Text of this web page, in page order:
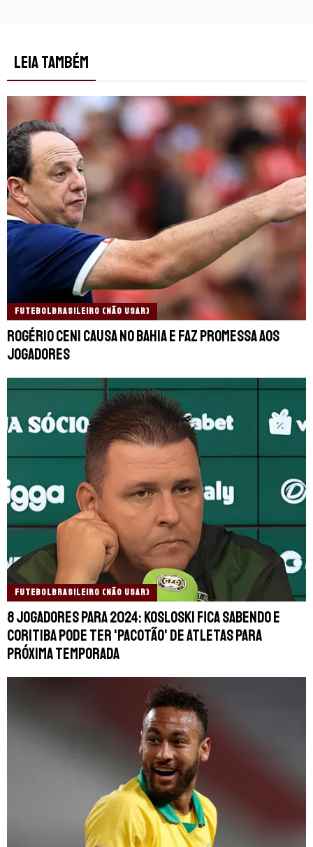
LEIA TAMBÉM
FUTEBOLBRASILEIRO (NÃO USAR)
Rogério Ceni causa no Bahia e faz promessa aos
jogadores
FUTEBOLBRASILEIRO (NÃO USAR)
8 jogadores para 2024: Kosloski fica sabendo e
Coritiba pode ter 'pacotão' de atletas para
próxima temporada